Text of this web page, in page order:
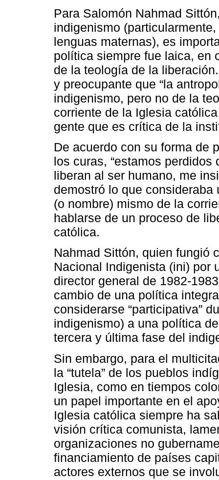
Para Salomón Nahmad
indigenismo
lenguas maternas), es
política siempre fue laica, en
de la teología de la
y preocupante que “la
indigenismo, pero no de la
corriente de la Iglesia
gente que es crítica de la
De acuerdo con su forma de
los curas, “estamos
liberan al ser humano, me
demostró lo que
(o nombre) mismo de la
hablarse de un proceso de
católica.
Nahmad Sittón, quien fungió
Nacional Indigenista (ini) por
director general de 1982-
cambio de una política
considerarse “participativa”
indigenismo) a una política
tercera y última fase del
Sin embargo, para el
la “tutela” de los pueblos
Iglesia, como en tiempos
un papel importante en el
Iglesia católica siempre ha
visión crítica comunista,
organizaciones no
financiamiento de países
actores externos que se